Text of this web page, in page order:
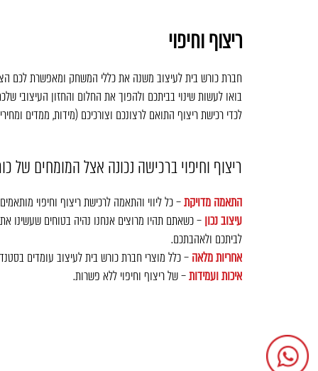
ריצוף וחיפוי
חברת כורש בית לעיצוב משנה את כללי המשחק ומאפשרת לכם
בואו לעשות שינוי בביתכם ולהפוך את החלום והחזון העיצובי
לכדי רכישת ריצוף התואם לרצונכם וצורכיכם (מידות, ממדים
ריצוף וחיפוי ברכישה נכונה אצל המומחים של
התאמה מדויקת– כל ליווי והתאמה לרכישת ריצוף וחיפוי
עיצוב נכון– כשאתם תהיו מרוצים אנחנו נהיה בטוחים שעשינו
לביתכם ולאהבתכם.
אחריות מלאה– כלל מוצרי חברת כורש בית לעיצוב עומדים
איכות ועמידות– של ריצוף וחיפוי ללא פשרות.